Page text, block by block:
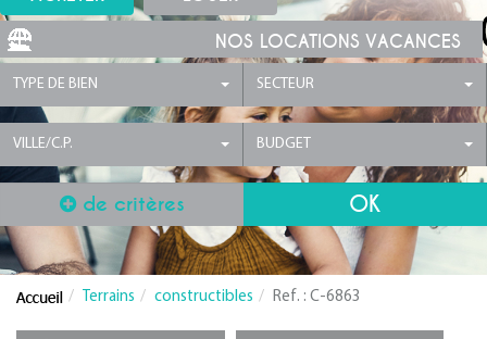
NOS LOCATIONS VACANCES
TYPE DE BIEN SECTEUR
VILLE/C.P. BUDGET
de critères
Terrains constructibles Ref. : C-6863